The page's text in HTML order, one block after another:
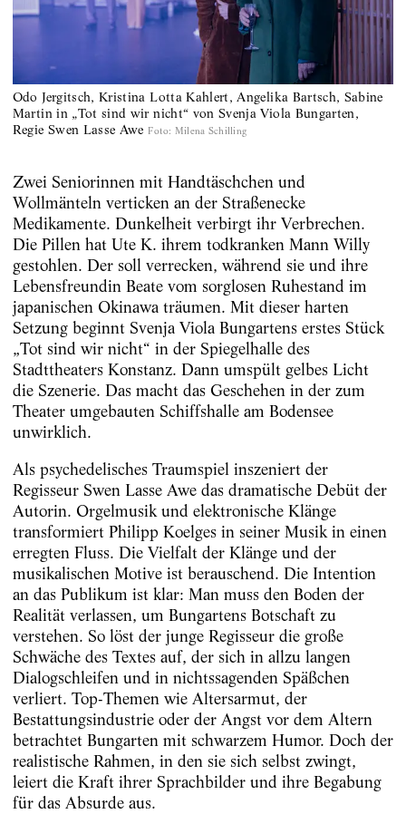
Odo Jergitsch, Kristina Lotta Kahlert, Angelika Bartsch, Sabine
Martin in „Tot sind wir nicht“ von Svenja Viola Bungarten,
Regie Swen Lasse Awe Foto: Milena Schilling
Zwei Seniorinnen mit Handtäschchen und
Wollmänteln verticken an der Straßenecke
Medikamente. Dunkelheit verbirgt ihr Verbrechen.
Die Pillen hat Ute K. ihrem todkranken Mann Willy
gestohlen. Der soll verrecken, während sie und ihre
Lebensfreundin Beate vom sorglosen Ruhestand im
japanischen Okinawa träumen. Mit dieser harten
Setzung beginnt Svenja Viola Bungartens erstes Stück
„Tot sind wir nicht“ in der Spiegelhalle des
Stadttheaters Konstanz. Dann umspült gelbes Licht
die Szenerie. Das macht das Geschehen in der zum
Theater umgebauten Schiffshalle am Bodensee
unwirklich.
Als psychedelisches Traumspiel inszeniert der
Regisseur Swen Lasse Awe das dramatische Debüt der
Autorin. Orgelmusik und elektronische Klänge
transformiert Philipp Koelges in seiner Musik in einen
erregten Fluss. Die Vielfalt der Klänge und der
musikalischen Motive ist berauschend. Die Intention
an das Publikum ist klar: Man muss den Boden der
Realität verlassen, um Bungartens Botschaft zu
verstehen. So löst der junge Regisseur die große
Schwäche des Textes auf, der sich in allzu langen
Dialogschleifen und in nichtssagenden Späßchen
verliert. Top-Themen wie Altersarmut, der
Bestattungsindustrie oder der Angst vor dem Altern
betrachtet Bungarten mit schwarzem Humor. Doch der
realistische Rahmen, in den sie sich selbst zwingt,
leiert die Kraft ihrer Sprachbilder und ihre Begabung
für das Absurde aus.